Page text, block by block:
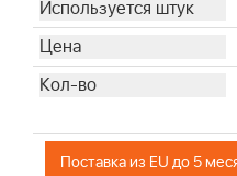
Поставка из EU до 5